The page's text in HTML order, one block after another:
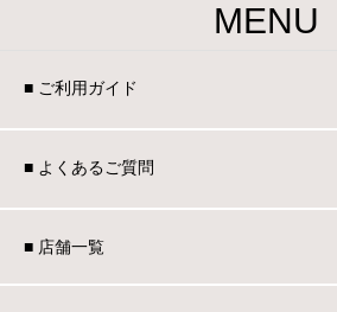
MENU
■ ご利用ガイド
■ よくあるご質問
■ 店舗一覧